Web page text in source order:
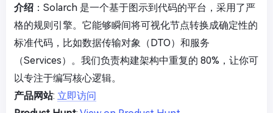
介绍 ：Solarch 是一个基于图示到代码的平台，采用了严
格的规则引擎。它能够瞬间将可视化节点转换成确定性的
标准代码，比如数据传输对象（DTO）和服务
（Services）。我们负责构建架构中重复的 80%，让你可
以专注于编写核心逻辑。
产品网站: 立即访问